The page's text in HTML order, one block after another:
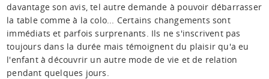
davantage son avis, tel autre demande à pouvoir débarrasser
la table comme à la colo... Certains changements sont
immédiats et parfois surprenants. Ils ne s'inscrivent pas
toujours dans la durée mais témoignent du plaisir qu'a eu
l'enfant à découvrir un autre mode de vie et de relation
pendant quelques jours.